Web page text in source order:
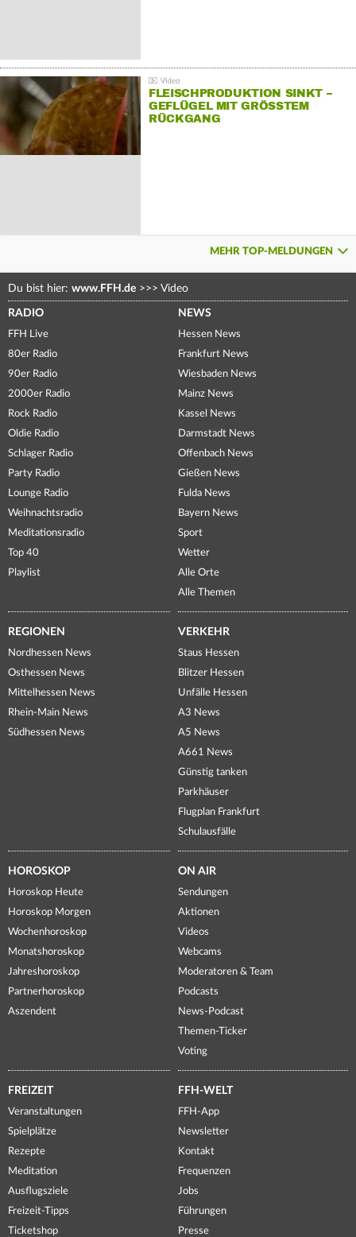
FLEISCHPRODUKTION SINKT –
GEFLÜGEL MIT GRÖSSTEM R
ÜCKGANG
MEHR TOP-MELDUNGEN
Du bist hier: www.FFH.de >>> Video
RADIO
FFH Live
80er Radio
90er Radio
2000er Radio
Rock Radio
Oldie Radio
Schlager Radio
Party Radio
Lounge Radio
Weihnachtsradio
Meditationsradio
Top 40
Playlist
NEWS
Hessen News
Frankfurt News
Wiesbaden News
Mainz News
Kassel News
Darmstadt News
Offenbach News
Gießen News
Fulda News
Bayern News
Sport
Wetter
Alle Orte
Alle Themen
REGIONEN
Nordhessen News
Osthessen News
Mittelhessen News
Rhein-Main News
Südhessen News
VERKEHR
Staus Hessen
Blitzer Hessen
Unfälle Hessen
A3 News
A5 News
A661 News
Günstig tanken
Parkhäuser
Flugplan Frankfurt
Schulausfälle
HOROSKOP
Horoskop Heute
Horoskop Morgen
Wochenhoroskop
Monatshoroskop
Jahreshoroskop
Partnerhoroskop
Aszendent
ON AIR
Sendungen
Aktionen
Videos
Webcams
Moderatoren & Team
Podcasts
News-Podcast
Themen-Ticker
Voting
FREIZEIT
Veranstaltungen
Spielplätze
Rezepte
Meditation
Ausflugsziele
Freizeit-Tipps
Ticketshop
FFH-WELT
FFH-App
Newsletter
Kontakt
Frequenzen
Jobs
Führungen
Presse